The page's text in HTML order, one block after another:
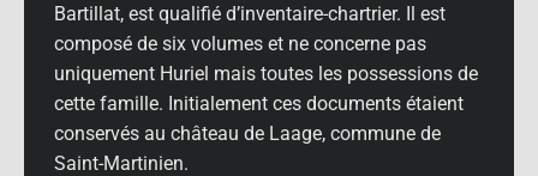
Bartillat, est qualifié d’inventaire-chartrier. Il est
composé de six volumes et ne concerne pas
uniquement Huriel mais toutes les possessions de
cette famille. Initialement ces documents étaient
conservés au château de Laage, commune de
Saint-Martinien.